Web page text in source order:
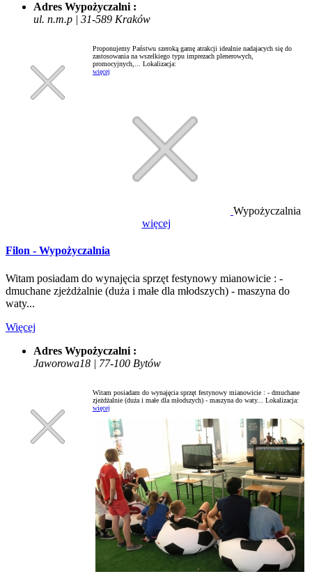
Adres Wypożyczalni :
ul. n.m.p | 31-589 Kraków
Proponujemy Państwu szeroką gamę atrakcji idealnie nadajacych się do
zastosowania na wszelkiego typu imprezach plenerowych,
promocyjnych,... Lokalizacja:
więcej
Wypożyczalnia
więcej
Filon - Wypożyczalnia
Witam posiadam do wynajęcia sprzęt festynowy mianowicie : -
dmuchane zjeżdżalnie (duża i małe dla młodszych) - maszyna do
waty...
Więcej
Adres Wypożyczalni :
Jaworowa18 | 77-100 Bytów
Witam posiadam do wynajęcia sprzęt festynowy mianowicie : - dmuchane
zjeżdżalnie (duża i małe dla młodszych) - maszyna do waty... Lokalizacja:
więcej